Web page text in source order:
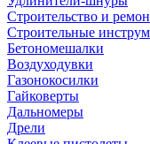
Строительство и
Строительные
Бетономешалки
Воздуходувки
Газонокосилки
Гайковерты
Дальномеры
Дрели